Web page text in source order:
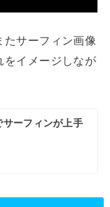
たサーフィン画像
をイメージしなが
サーフィンが上手